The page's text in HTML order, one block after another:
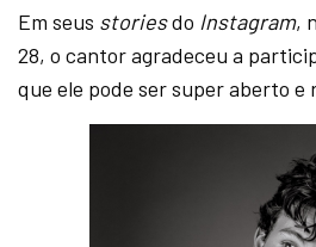
Em seus storiesdo Instagram,
28, o cantor agradeceu a
que ele pode ser super aberto e